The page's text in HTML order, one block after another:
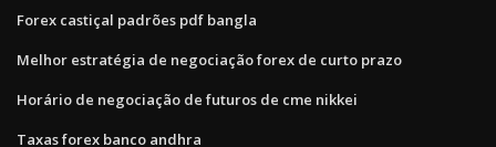
Forex castiçal padrões pdf bangla
Melhor estratégia de negociação forex de curto prazo
Horário de negociação de futuros de cme nikkei
Taxas forex banco andhra